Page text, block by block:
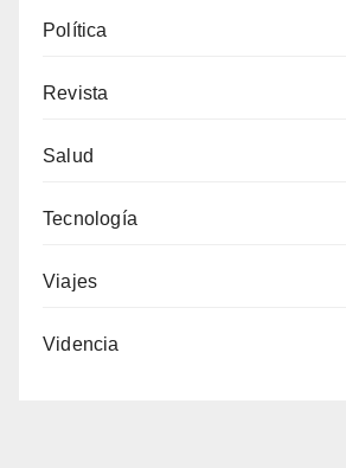
Política
Revista
Salud
Tecnología
Viajes
Videncia